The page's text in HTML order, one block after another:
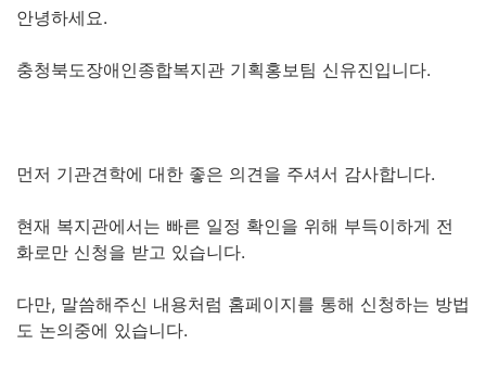
안녕하세요.
충청북도장애인종합복지관 기획홍보팀 신유진입니다.
먼저 기관견학에 대한 좋은 의견을 주셔서 감사합니다.
현재 복지관에서는 빠른 일정 확인을 위해 부득이하게 전
화로만 신청을 받고 있습니다.
다만, 말씀해주신 내용처럼 홈페이지를 통해 신청하는 방법
도 논의중에 있습니다.